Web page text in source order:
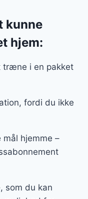
kunne
hjem:
træne i en pakket
fordi du ikke
hjemme –
som du kan